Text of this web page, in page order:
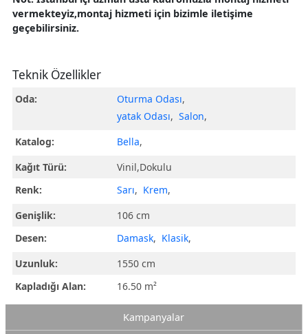
vermekteyiz,montaj hizmeti için bizimle iletişime
geçebilirsiniz.
Teknik Özellikler
Oda: Oturma Odası,
yatak Odası, Salon,
Katalog:
Bella,
Kağıt Türü:
Vinil,Dokulu
Renk:
Sarı, Krem,
Genişlik:
106 cm
Desen:
Damask, Klasik,
Uzunluk:
1550 cm
Kapladığı Alan:
16.50 m²
Kampanyalar